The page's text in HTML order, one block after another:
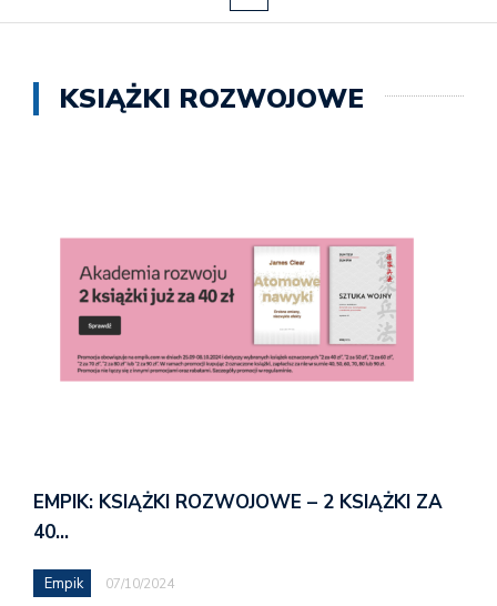
KSIĄŻKI ROZWOJOWE
EMPIK: KSIĄŻKI ROZWOJOWE – 2 KSIĄŻKI ZA
40…
Empik 07/10/2024